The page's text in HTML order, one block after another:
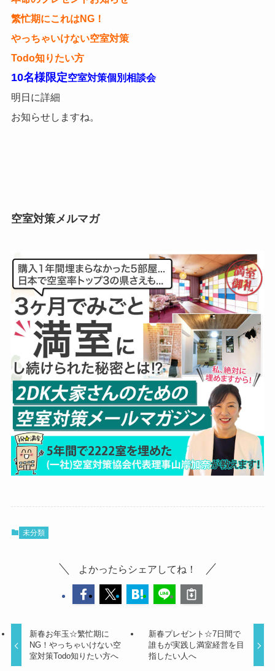
繁忙期にこれはNG！
やっちゃいけない空室対策
Todo知りたい方
10名様限定空室対策個別相談会
明日に詳細
お知らせしますね。
空室対策メルマガ
未分類
よかったらシェアしてね！
新春お年玉☆繁忙期に
NG！やっちゃいけない空
室対策Todo知りたい方へ
新春プレゼント☆7日間で
誰もが実践し満室経営を目
指したい人へ